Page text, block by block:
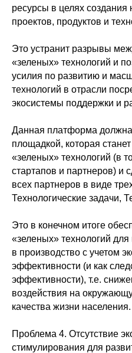
ресурсы в целях создания
проектов, продуктов и
Это устранит разрывы
«зеленых» технологий и
усилия по развитию и
технологий в отрасли
экосистемы поддержки и
Данная платформа
площадкой, которая
«зеленых» технологий (в
стартапов и партнеров) и
всех партнеров в виде
Технологические задачи,
Это в конечном итоге
«зеленых» технологий
в производство с учетом
эффективности (и как
эффективности), т.е.
воздействия на
качества жизни населения.
Проблема 4. Отсутствие
стимулирования для